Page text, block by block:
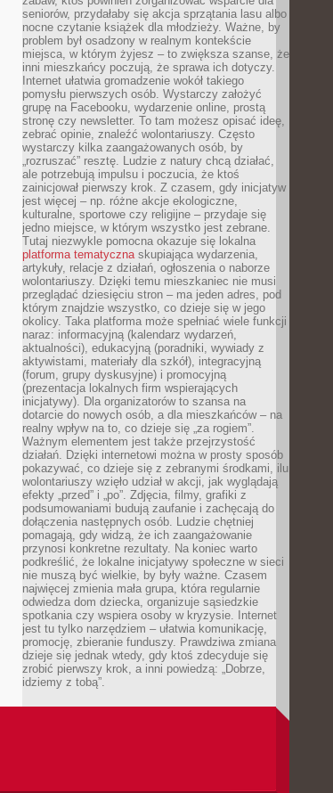
seniorów, przydałaby się akcja sprzątania lasu albo
nocne czytanie książek dla młodzieży. Ważne, by
problem był osadzony w realnym kontekście
miejsca, w którym żyjesz – to zwiększa szanse, że
inni mieszkańcy poczują, że sprawa ich dotyczy.
Internet ułatwia gromadzenie wokół takiego
pomysłu pierwszych osób. Wystarczy założyć
grupę na Facebooku, wydarzenie online, prostą
stronę czy newsletter. To tam możesz opisać ideę,
zebrać opinie, znaleźć wolontariuszy. Często
wystarczy kilka zaangażowanych osób, by
„rozruszać” resztę. Ludzie z natury chcą działać,
ale potrzebują impulsu i poczucia, że ktoś
zainicjował pierwszy krok. Z czasem, gdy inicjatyw
jest więcej – np. różne akcje ekologiczne,
kulturalne, sportowe czy religijne – przydaje się
jedno miejsce, w którym wszystko jest zebrane.
Tutaj niezwykle pomocna okazuje się lokalna
platforma tematycznaskupiająca wydarzenia,
artykuły, relacje z działań, ogłoszenia o naborze
wolontariuszy. Dzięki temu mieszkaniec nie musi
przeglądać dziesięciu stron – ma jeden adres, pod
którym znajdzie wszystko, co dzieje się w jego
okolicy. Taka platforma może spełniać wiele funkcji
naraz: informacyjną (kalendarz wydarzeń,
aktualności), edukacyjną (poradniki, wywiady z
aktywistami, materiały dla szkół), integracyjną
(forum, grupy dyskusyjne) i promocyjną
(prezentacja lokalnych firm wspierających
inicjatywy). Dla organizatorów to szansa na
dotarcie do nowych osób, a dla mieszkańców – na
realny wpływ na to, co dzieje się „za rogiem”.
Ważnym elementem jest także przejrzystość
działań. Dzięki internetowi można w prosty sposób
pokazywać, co dzieje się z zebranymi środkami, ilu
wolontariuszy wzięło udział w akcji, jak wyglądają
efekty „przed” i „po”. Zdjęcia, filmy, grafiki z
podsumowaniami budują zaufanie i zachęcają do
dołączenia następnych osób. Ludzie chętniej
pomagają, gdy widzą, że ich zaangażowanie
przynosi konkretne rezultaty. Na koniec warto
podkreślić, że lokalne inicjatywy społeczne w sieci
nie muszą być wielkie, by były ważne. Czasem
najwięcej zmienia mała grupa, która regularnie
odwiedza dom dziecka, organizuje sąsiedzkie
spotkania czy wspiera osoby w kryzysie. Internet
jest tu tylko narzędziem – ułatwia komunikację,
promocję, zbieranie funduszy. Prawdziwa zmiana
dzieje się jednak wtedy, gdy ktoś zdecyduje się
zrobić pierwszy krok, a inni powiedzą: „Dobrze,
idziemy z tobą”.